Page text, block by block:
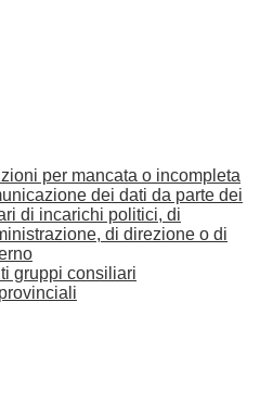
per mancata o incompleta
dei dati da parte dei
di incarichi politici, di
di direzione o di
gruppi consiliari